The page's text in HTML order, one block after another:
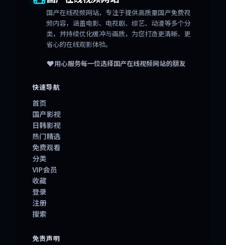
国产在线视频网站，专注于提供高质量国产免费视
频内容，涵盖电影、电视剧、综艺、动漫等多个分
类，并持续优化缓冲与画质，为您打造更清晰、更
省心的在线观影体验。
❤️用心服务每一位选择国产在线视频网站的朋友
快速导航
首页
国产影视
日韩影视
热门精选
免费观看
分类
VIP会员
收藏
登录
注册
搜索
免责声明